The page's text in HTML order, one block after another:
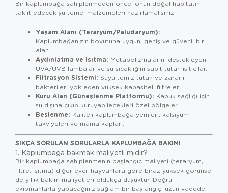
Bir kaplumbağa sahiplenmeden önce, onun doğal habitatını
taklit edecek şu temel malzemeleri hazırlamalısınız:
Yaşam Alanı (Teraryum/Paludaryum):
Kaplumbağanızın boyutuna uygun, geniş ve güvenli bir
alan.
Aydınlatma ve Isıtma: Metabolizmalarını destekleyen
UVA/UVB lambalar ve su sıcaklığını sabit tutan ısıtıcılar.
Filtrasyon Sistemi: Suyu temiz tutan ve zararlı
bakterileri yok eden yüksek kapasiteli filtreler.
Kuru Alan (Güneşlenme Platformu): Kabuk sağlığı için
su dışına çıkıp kuruyabilecekleri özel bölgeler.
Beslenme: Kaliteli kaplumbağa yemleri, kalsiyum
takviyeleri ve mama kapları.
SIKÇA SORULAN SORULARLA KAPLUMBAĞA BAKIMI
1. Kaplumbağa bakmak maliyetli midir?
Bir kaplumbağa sahiplenmenin başlangıç maliyeti (teraryum,
filtre, ısıtma) diğer evcil hayvanlara göre biraz yüksek görünse
de yıllık bakım maliyetleri oldukça düşüktür. Doğru
ekipmanlarla yapacağınız sağlam bir başlangıç, uzun vadede